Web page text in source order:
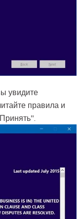
увидите
правила и